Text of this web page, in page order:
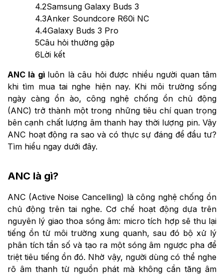
4.2Samsung Galaxy Buds 3
4.3Anker Soundcore R60i NC
4.4Galaxy Buds 3 Pro
5Câu hỏi thường gặp
6Lời kết
ANC là gì luôn là câu hỏi được nhiều người quan tâm
khi tìm mua tai nghe hiện nay. Khi môi trường sống
ngày càng ồn ào, công nghệ chống ồn chủ động
(ANC) trở thành một trong những tiêu chí quan trọng
bên cạnh chất lượng âm thanh hay thời lượng pin. Vậy
ANC hoạt động ra sao và có thực sự đáng để đầu tư?
Tìm hiểu ngay dưới đây.
ANC là gì?
ANC (Active Noise Cancelling) là công nghệ chống ồn
chủ động trên tai nghe. Cơ chế hoạt động dựa trên
nguyên lý giao thoa sóng âm: micro tích hợp sẽ thu lại
tiếng ồn từ môi trường xung quanh, sau đó bộ xử lý
phân tích tần số và tạo ra một sóng âm ngược pha để
triệt tiêu tiếng ồn đó. Nhờ vậy, người dùng có thể nghe
rõ âm thanh từ nguồn phát mà không cần tăng âm